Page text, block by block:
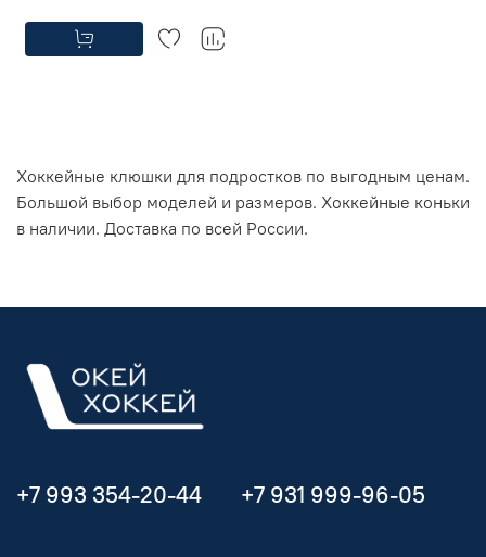
Хоккейные клюшки для подростков по выгодным ценам.
Большой выбор моделей и размеров. Хоккейные коньки
в наличии. Доставка по всей России.
+7 993 354-20-44 +7 931 999-96-05